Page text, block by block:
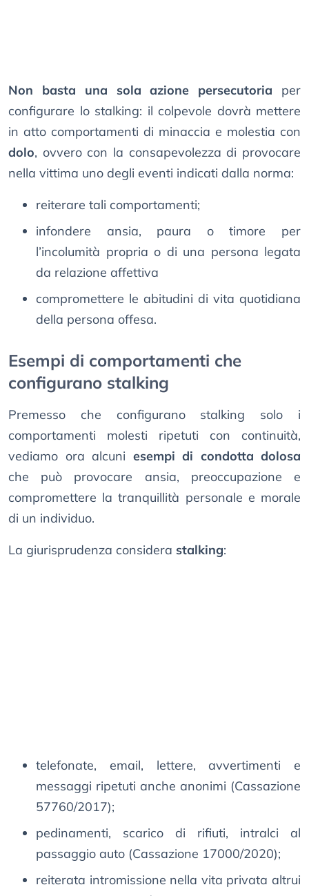
Non basta una sola azione persecutoria per
configurare lo stalking: il colpevole dovrà mettere
in atto comportamenti di minaccia e molestia con
dolo, ovvero con la consapevolezza di provocare
nella vittima uno degli eventi indicati dalla norma:
reiterare tali comportamenti;
infondere ansia, paura o timore per
l’incolumità propria o di una persona legata
da relazione affettiva
compromettere le abitudini di vita quotidiana
della persona offesa.
Esempi di comportamenti che
configurano stalking
Premesso che configurano stalking solo i
comportamenti molesti ripetuti con continuità,
vediamo ora alcuni esempi di condotta dolosa
che può provocare ansia, preoccupazione e
compromettere la tranquillità personale e morale
di un individuo.
La giurisprudenza considera stalking:
telefonate, email, lettere, avvertimenti e
messaggi ripetuti anche anonimi (Cassazione
57760/2017);
pedinamenti, scarico di rifiuti, intralci al
passaggio auto (Cassazione 17000/2020);
reiterata intromissione nella vita privata altrui